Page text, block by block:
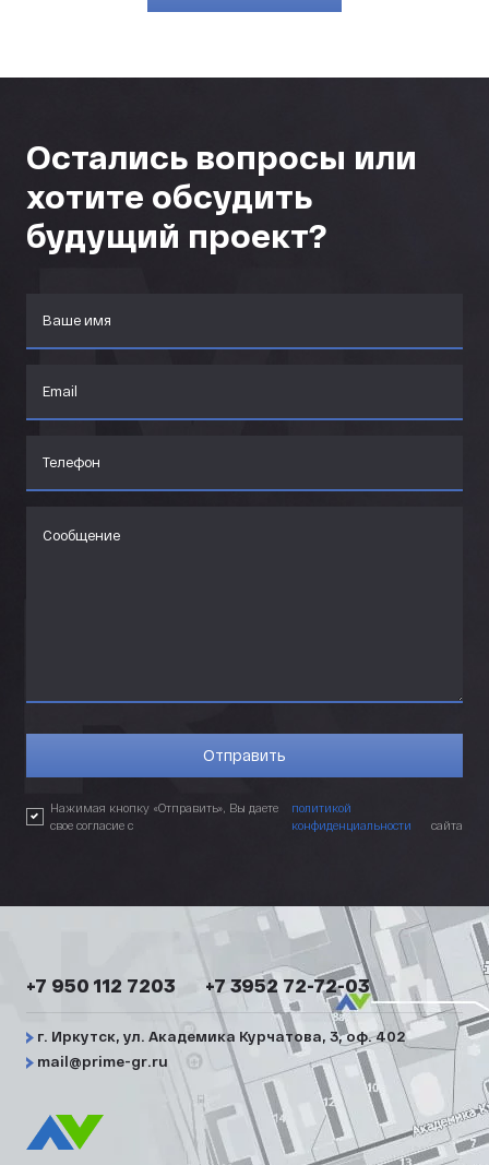
Остались вопросы или
хотите обсудить
будущий проект?
Нажимая кнопку «Отправить», Вы даете
свое согласие с
политикой
конфиденциальности
сайта
+7 950 112 7203 +7 3952 72-72-03
г. Иркутск, ул. Академика Курчатова, 3, оф. 402
mail@prime-gr.ru